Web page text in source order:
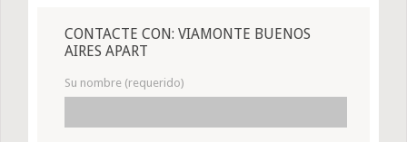
CONTACTE CON: VIAMONTE BUENOS
AIRES APART
Su nombre (requerido)